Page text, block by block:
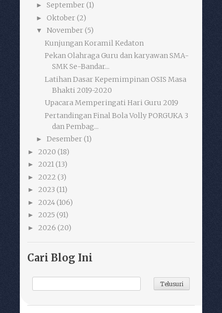
► September (1)
► Oktober (2)
▼ November (5)
Kunjungan Koramil Kedaton
Pekan Olahraga Guru dan karyawan SMA-
SMK Se-Bandar...
Latihan Dasar Kepemimpinan OSIS Masa
Bhakti 2019-2020
Upacara Memperingati Hari Guru 2019
Pertandingan Final Bola Volly PORGUKA 3
dan Pembag...
► Desember (1)
► 2020 (18)
► 2021(13)
► 2022 (3)
► 2023 (11)
► 2024(106)
► 2025 (91)
► 2026 (20)
Cari Blog Ini